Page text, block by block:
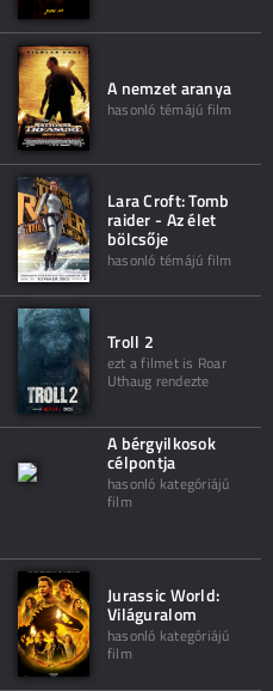
A nemzet aranya
hasonló témájú film
Lara Croft: Tomb
raider - Az élet
bölcsője
hasonló témájú film
Troll 2
ezt a filmet is Roar
Uthaug rendezte
A bérgyilkosok
célpontja
hasonló kategóriájú
film
Jurassic World:
Világuralom
hasonló kategóriájú
film